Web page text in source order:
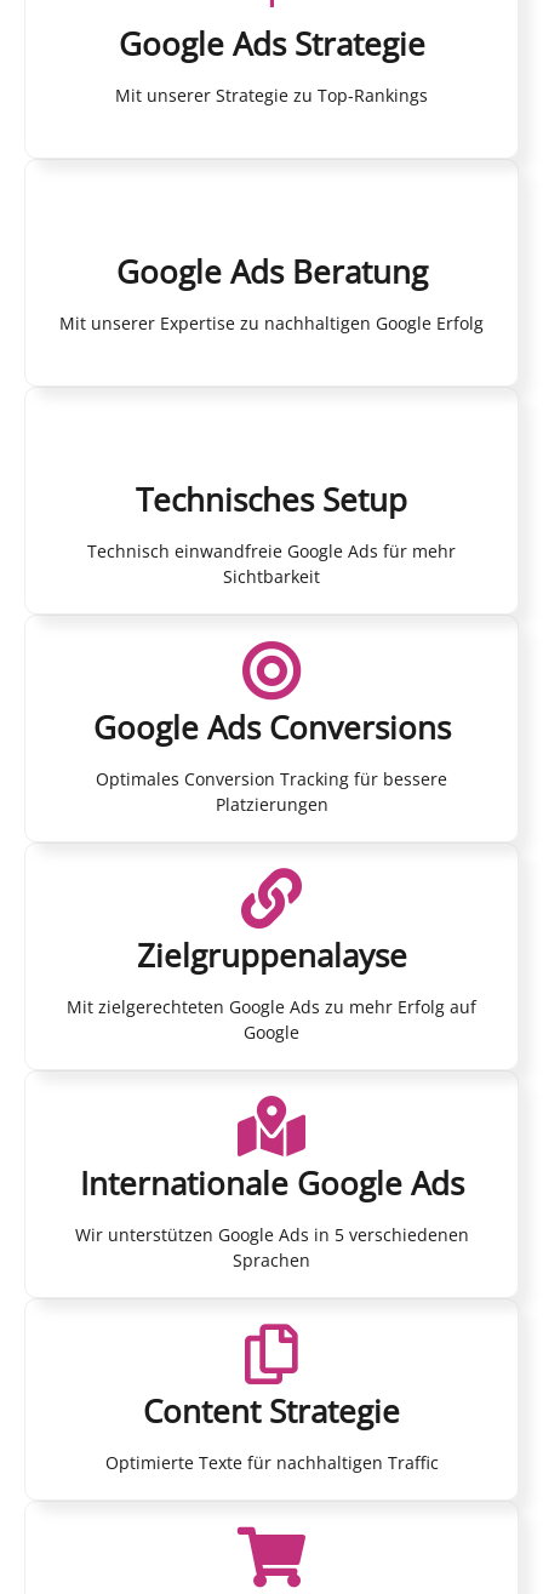
Google Ads Strategie
Mit unserer Strategie zu Top-Rankings
Google Ads Beratung
Mit unserer Expertise zu nachhaltigen Google Erfolg
Technisches Setup
Technisch einwandfreie Google Ads für mehr
Sichtbarkeit
Google Ads Conversions
Optimales Conversion Tracking für bessere
Platzierungen
Zielgruppenalayse
Mit zielgerechteten Google Ads zu mehr Erfolg auf
Google
Internationale Google Ads
Wir unterstützen Google Ads in 5 verschiedenen
Sprachen
Content Strategie
Optimierte Texte für nachhaltigen Traffic